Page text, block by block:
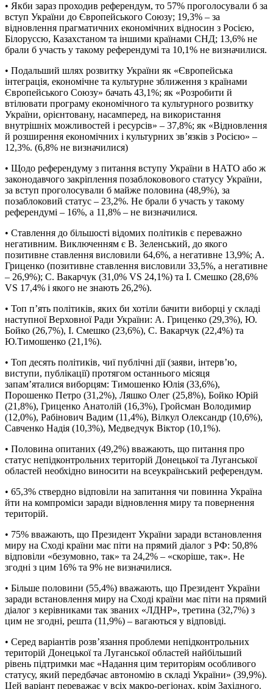
• Якби зараз проходив референдум, то 57% проголосували б за
вступ України до Європейського Союзу; 19,3% – за
відновлення прагматичних економічних відносин з Росією,
Білоруссю, Казахстаном та іншими країнами СНД; 13,6% не
брали б участь у такому референдумі та 10,1% не визначилися.
• Подальший шлях розвитку України як «Європейська
інтеграція, економічне та культурне зближення з країнами
Європейського Союзу» бачать 43,1%; як «Розробити й
втілювати програму економічного та культурного розвитку
України, орієнтовану, насамперед, на використання
внутрішніх можливостей і ресурсів» – 37,8%; як «Відновлення
й розширення економічних і культурних зв’язків з Росією» –
12,3%. (6,8% не визначилися)
• Щодо референдуму з питання вступу України в НАТО або ж
законодавчого закріплення позаблоковового статусу України,
за вступ проголосували б майже половина (48,9%), за
позаблоковий статус – 23,2%. Не брали б участь у такому
референдумі – 16%, а 11,8% – не визначилися.
• Ставлення до більшості відомих політиків є переважно
негативним. Виключенням є В. Зеленський, до якого
позитивне ставлення висловили 64,6%, а негативне 13,9%; А.
Гриценко (позитивне ставлення висловили 33,5%, а негативне
– 26,9%); С. Вакарчук (31,0% VS 24,1%) та І. Смешко (28,6%
VS 17,4% і якого не знають 26,2%).
• Топ п’ять політиків, яких би хотіли бачити виборці у складі
наступної Верховної Ради України: А. Гриценко (29,3%), Ю.
Бойко (26,7%), І. Смешко (23,6%), С. Вакарчук (22,4%) та
Ю.Тимошенко (21,1%).
• Топ десять політиків, чиї публічні дії (заяви, інтерв’ю,
виступи, публікації) протягом останнього місяця
запам’яталися виборцям: Тимошенко Юлія (33,6%),
Порошенко Петро (31,2%), Ляшко Олег (25,8%), Бойко Юрій
(21,8%), Гриценко Анатолій (16,3%), Гройсман Володимир
(12,0%), Рабінович Вадим (11,4%), Вілкул Олександр (10,6%),
Савченко Надія (10,3%), Медведчук Віктор (10,1%).
• Половина опитаних (49,2%) вважають, що питання про
статус непідконтрольних територій Донецької та Луганської
областей необхідно виносити на всеукраїнський референдум.
• 65,3% ствердно відповіли на запитання чи повинна Україна
йти на компроміси заради відновлення миру та повернення
територій.
• 75% вважають, що Президент України заради встановлення
миру на Сході країни має піти на прямий діалог з РФ: 50,8%
відповіли «безумовно, так» та 24,2% – «скоріше, так». Не
згодні з цим 16% та 9% не визначилися.
• Більше половини (55,4%) вважають, що Президент України
заради встановлення миру на Сході країни має піти на прямий
діалог з керівниками так званих «ЛДНР», третина (32,7%) з
цим не згодні, решта (11,9%) – вагаються у відповіді.
• Серед варіантів розв’язання проблеми непідконтрольних
територій Донецької та Луганської областей найбільший
рівень підтримки має «Надання цим територіям особливого
статусу, який передбачає автономію в складі України» (39,9%).
Цей варіант переважає у всіх макро-регіонах, крім Західного.